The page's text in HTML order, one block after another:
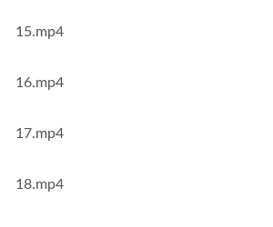
15.mp4
16.mp4
17.mp4
18.mp4